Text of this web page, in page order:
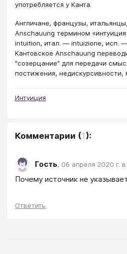
употребляется у Канта.
Англичане, французы,
Anschauung термином
intuition, итал. — intuizione, исп.
Кантовское Anschauung
"созерцание" для передачи
постижения, недискурсивности,
Интуиция
Комментарии (1):
Гость, 06 апреля 2020 г. в
Почему источник не
Ответить